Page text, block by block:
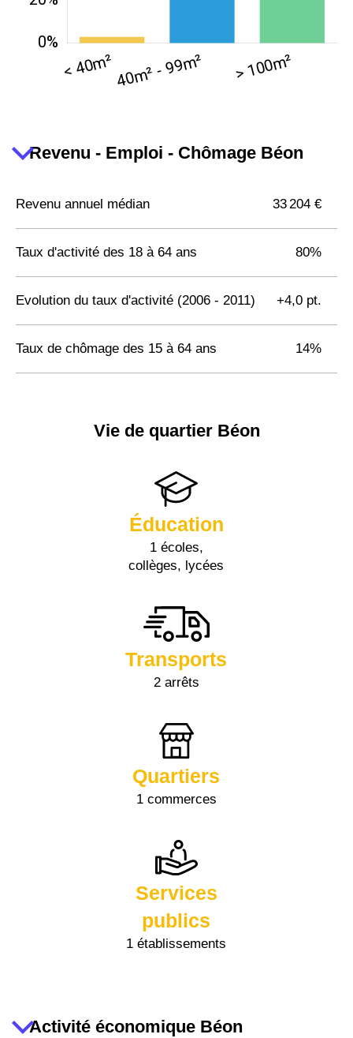
Revenu - Emploi - Chômage Béon
Revenu annuel médian 33 204 €
Taux d'activité des 18 à 64 ans 80%
Evolution du taux d'activité (2006 - 2011) +4,0 pt.
Taux de chômage des 15 à 64 ans 14%
Vie de quartier Béon
Éducation
1 écoles,
collèges, lycées
Transports
2 arrêts
Quartiers
1 commerces
Services
publics
1 établissements
Activité économique Béon